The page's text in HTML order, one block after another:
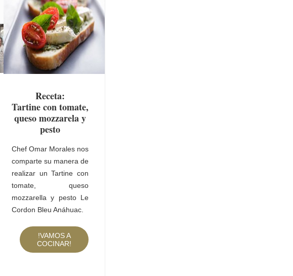
Receta:
Tartine con tomate,
queso mozzarela y
pesto
Chef Omar Morales nos
comparte su manera de
realizar un Tartine con
tomate, queso
mozzarella y pesto Le
Cordon Bleu Anáhuac.
!VAMOS A
COCINAR!